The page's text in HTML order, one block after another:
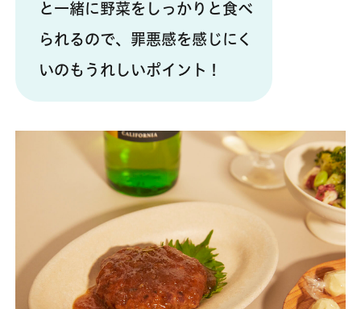
と一緒に野菜をしっかりと食べ
られるので、罪悪感を感じにく
いのもうれしいポイント！